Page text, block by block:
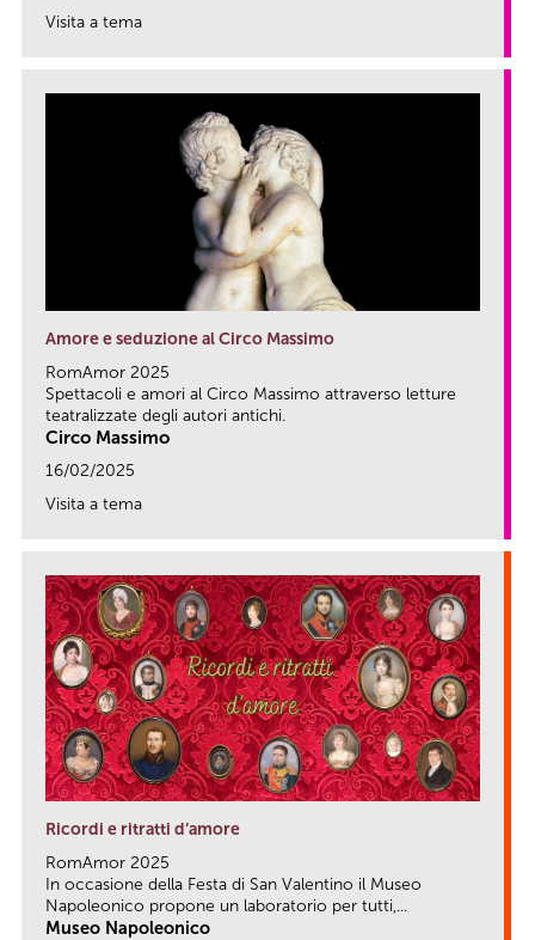
Visita a tema
Amore e seduzione al Circo Massimo
RomAmor 2025
Spettacoli e amori al Circo Massimo attraverso letture
teatralizzate degli autori antichi.
Circo Massimo
16/02/2025
Visita a tema
Ricordi e ritratti d’amore
RomAmor 2025
In occasione della Festa di San Valentino il Museo
Napoleonico propone un laboratorio per tutti,...
Museo Napoleonico